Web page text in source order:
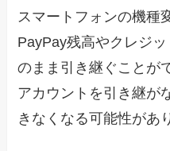
スマートフォンの機種
PayPay残高やクレジ
のまま引き継ぐことが
アカウントを引き継が
きなくなる可能性があ